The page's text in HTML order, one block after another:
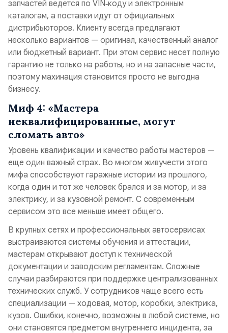
запчастей ведется по VIN‑коду и электронным
каталогам, а поставки идут от официальных
дистрибьюторов. Клиенту всегда предлагают
несколько вариантов — оригинал, качественный аналог
или бюджетный вариант. При этом сервис несет полную
гарантию не только на работы, но и на запасные части,
поэтому махинация становится просто не выгодна
бизнесу.
Миф 4: «Мастера
неквалифицированные, могут
сломать авто»
Уровень квалификации и качество работы мастеров —
еще один важный страх. Во многом живучести этого
мифа способствуют гаражные истории из прошлого,
когда один и тот же человек брался и за мотор, и за
электрику, и за кузовной ремонт. С современным
сервисом это все меньше имеет общего.
В крупных сетях и профессиональных автосервисах
выстраиваются системы обучения и аттестации,
мастерам открывают доступ к технической
документации и заводским регламентам. Сложные
случаи разбираются при поддержке централизованных
технических служб. У сотрудников чаще всего есть
специализации — ходовая, мотор, коробки, электрика,
кузов. Ошибки, конечно, возможны в любой системе, но
они становятся предметом внутреннего инцидента, за